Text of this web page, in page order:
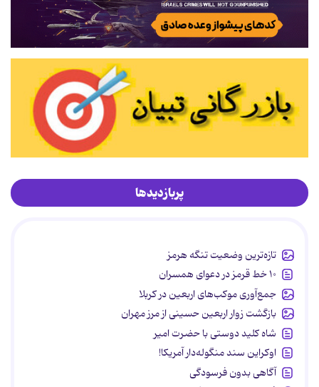
پربازدیدها
تازه‌ترین وضعیت تنگه هرمز
۱۰ خط قرمز در دعوای همسران
جمع‌آوری موکب‌های اربعین در کربلا
بازگشت زوار اربعین حسینی از مرز مهران
شاه کلید دوستی با حضرت امیر
اوکراین سند منگوله‌دار آمریکا!
آگاهی بدون فرسودگی